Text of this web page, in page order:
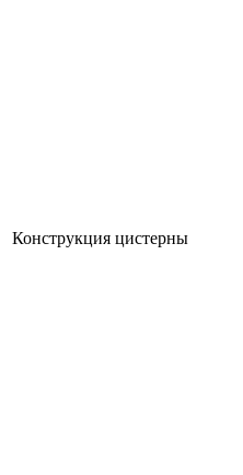
Конструкция цистерны